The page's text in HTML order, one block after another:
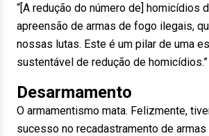
“[A redução do número de] homicídios
apreensão de armas de fogo ilegais,
nossas lutas. Este é um pilar de uma
sustentável de redução de homicídios.”
Desarmamento
O armamentismo mata. Felizmente,
sucesso no recadastramento de